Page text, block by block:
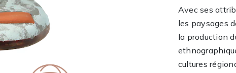
Avec ses
les paysages
la production
cultures